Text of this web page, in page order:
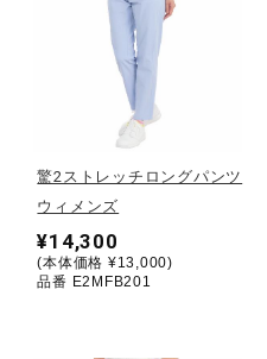
ジュニア／キッズ
メディカル
コラボ／ライセンス
セール
驚2ストレッチロングパンツ
ウィメンズ
¥14,300
(本体価格 ¥13,000)
品番 E2MFB201